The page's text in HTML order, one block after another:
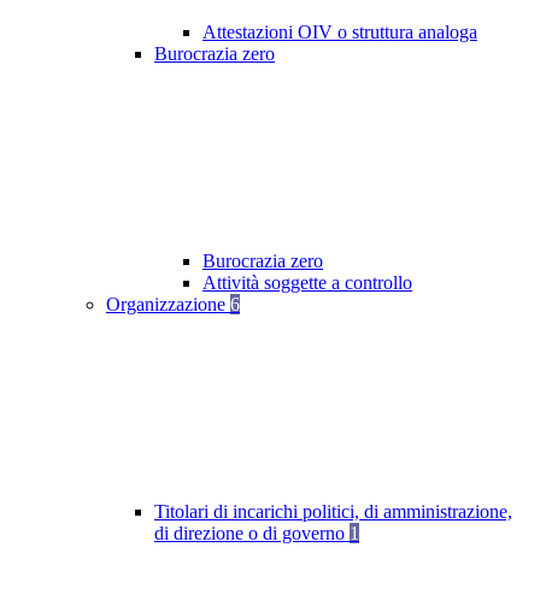
Attestazioni OIV o struttura analoga
Burocrazia zero
Burocrazia zero
Attività soggette a controllo
Organizzazione 6
Titolari di incarichi politici, di amministrazione,
di direzione o di governo 1